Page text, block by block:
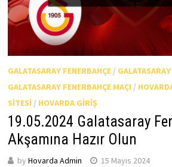
GALATASARAY FENERBAHÇE/
GALATASARAY FENERBAHÇE MAÇI /
SITESI/ HOVARDA GIRIŞ
19.05.2024 Galatasaray
Akşamına Hazır Olun
by Hovarda Admin 15 Mayıs 2024